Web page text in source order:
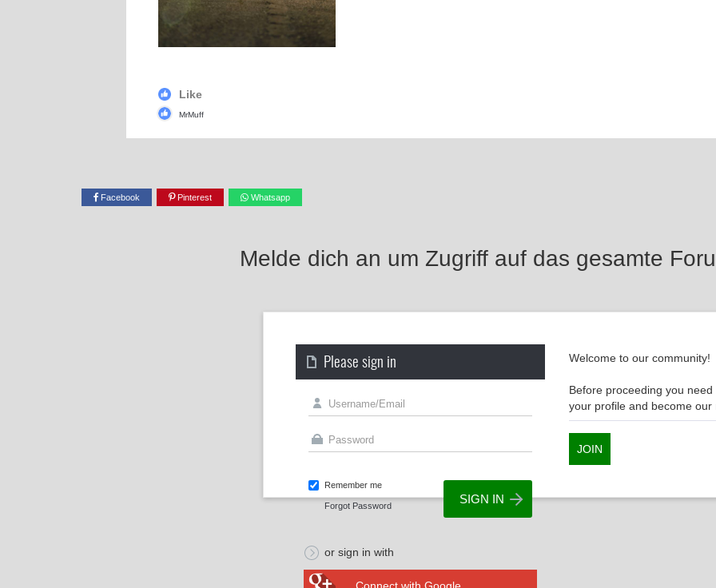
Like
MrMuff
Facebook Pinterest Whatsapp
Melde dich an um Zugriff auf das gesamte
Please sign in
Remember me
Forgot Password
or sign in with
Welcome to our community!
Before proceeding you
your profile and become our
JOIN